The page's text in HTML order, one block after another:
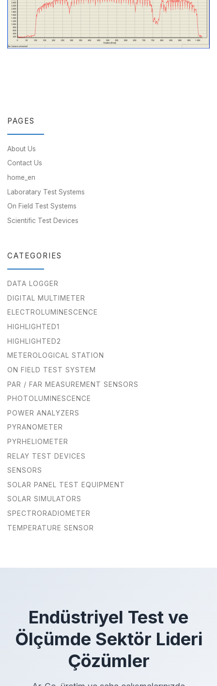
PAGES
About Us
Contact Us
home_en
Laboratary Test Systems
On Field Test Systems
Scientific Test Devices
CATEGORIES
DATA LOGGER
DIGITAL MULTIMETER
ELECTROLUMINESCENCE
HIGHLIGHTED1
HIGHLIGHTED2
METEROLOGICAL STATION
ON FIELD TEST SYSTEM
PAR / FAR MEASUREMENT SENSORS
PHOTOLUMINESCENCE
POWER ANALYZERS
PYRANOMETER
PYRHELIOMETER
RELAY TEST DEVICES
SENSORS
SOLAR PANEL TEST EQUIPMENT
SOLAR SIMULATORS
SPECTRORADIOMETER
TEMPERATURE SENSOR
Endüstriyel Test ve
Ölçümde Sektör Lideri
Çözümler